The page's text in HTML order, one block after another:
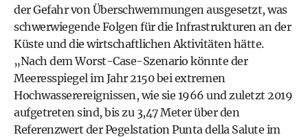
der Gefahr von Überschwemmungen ausgesetzt, was
schwerwiegende Folgen für die Infrastrukturen an der
Küste und die wirtschaftlichen Aktivitäten hätte.
„Nach dem Worst-Case-Szenario könnte der
Meeresspiegel im Jahr 2150 bei extremen
Hochwasserereignissen, wie sie 1966 und zuletzt 2019
aufgetreten sind, bis zu 3,47 Meter über den
Referenzwert der Pegelstation Punta della Salute im